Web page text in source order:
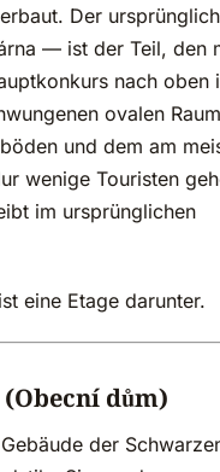
Der
— ist der Teil, den
nach oben
ovalen
und dem am
wenige Touristen
im ursprünglichen
eine Etage darunter.
(Obecní dům)
der